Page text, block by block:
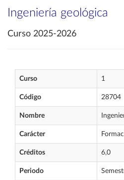
Ingeniería geológica
Curso 2025-2026
Curso 1
Código 28704
Nombre
Carácter
Créditos 6,0
Periodo